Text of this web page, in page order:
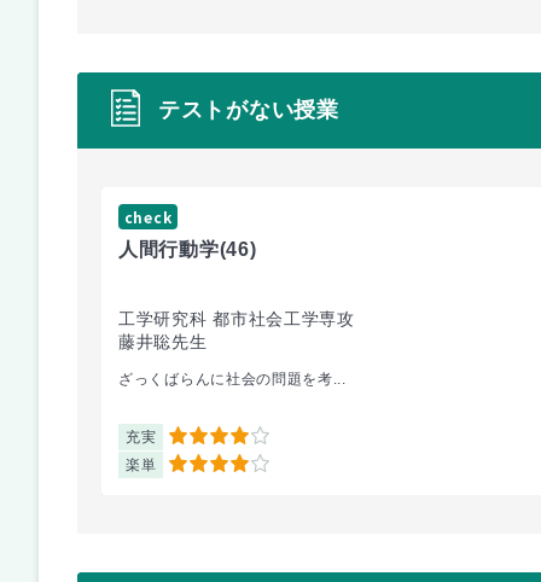
テストがない授業
check
人間行動学(46)
工学研究科 都市社会工学専攻
藤井聡先生
ざっくばらんに社会の問題を考...
充実 4
楽単 4